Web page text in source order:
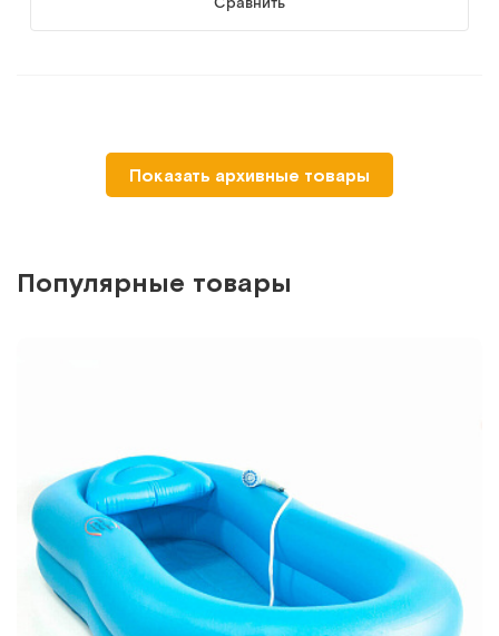
MET BAGS (упаковка 20 шт)
Сменные пакеты для кроватей с туалетом
Сообщить о поступлении
Показать архивные товары
Популярные товары